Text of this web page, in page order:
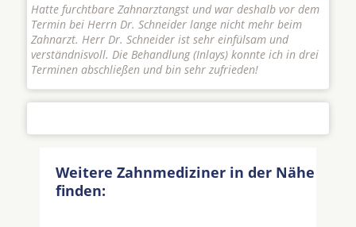
Hatte furchtbare Zahnarztangst und war deshalb vor dem
Termin bei Herrn Dr. Schneider lange nicht mehr beim
Zahnarzt. Herr Dr. Schneider ist sehr einfülsam und
verständnisvoll. Die Behandlung (Inlays) konnte ich in drei
Terminen abschließen und bin sehr zufrieden!
Weitere Zahnmediziner in der Nähe
finden: